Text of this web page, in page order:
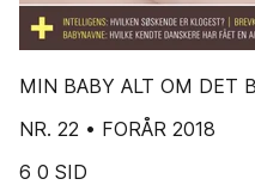
MIN BABY ALT OM DET
NR. 22 • FORÅR 2018
6 0 SID